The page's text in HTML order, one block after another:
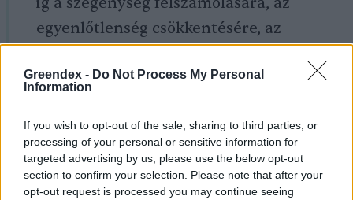
Greendex - Do Not Process My Personal
Information
If you wish to opt-out of the sale, sharing to third parties, or
processing of your personal or sensitive information for
targeted advertising by us, please use the below opt-out
section to confirm your selection. Please note that after your
opt-out request is processed you may continue seeing
egyenlőtlenség csökkentésére, az
valamint a béke és a jóllét előmozdítására
társadalmi, gazdasági és környezeti
szempontokat integrálják egy átfogó
cselekvési keretben.